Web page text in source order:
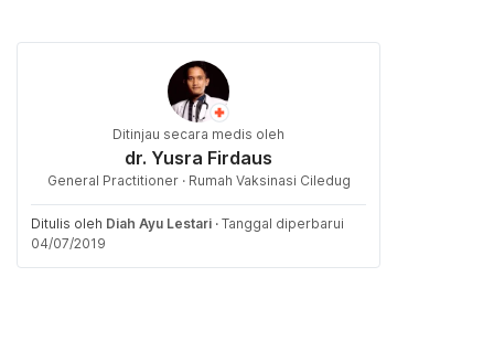
Ditinjau secara medis oleh
dr. Yusra Firdaus
General Practitioner · Rumah Vaksinasi Ciledug
Ditulis oleh Diah Ayu Lestari · Tanggal diperbarui
04/07/2019